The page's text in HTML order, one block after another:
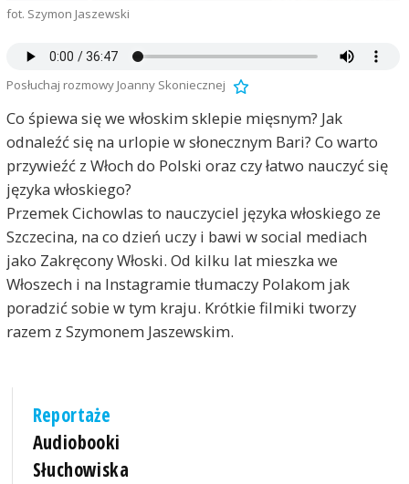
fot. Szymon Jaszewski
Posłuchaj rozmowy Joanny Skoniecznej
Co śpiewa się we włoskim sklepie mięsnym? Jak
odnaleźć się na urlopie w słonecznym Bari? Co warto
przywieźć z Włoch do Polski oraz czy łatwo nauczyć się
języka włoskiego?
Przemek Cichowlas to nauczyciel języka włoskiego ze
Szczecina, na co dzień uczy i bawi w social mediach
jako Zakręcony Włoski. Od kilku lat mieszka we
Włoszech i na Instagramie tłumaczy Polakom jak
poradzić sobie w tym kraju. Krótkie filmiki tworzy
razem z Szymonem Jaszewskim.
Reportaże
Audiobooki
Słuchowiska